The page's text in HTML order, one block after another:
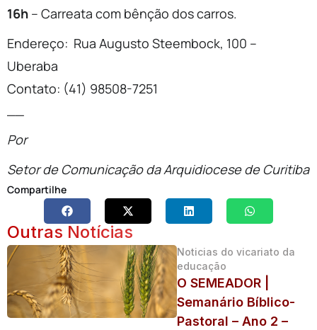
16h – Carreata com bênção dos carros.
Endereço: Rua Augusto Steembock, 100 –
Uberaba
Contato: (41) 98508-7251
Por
Setor de Comunicação da Arquidiocese de Curitiba
Compartilhe
Outras Notícias
Noticias do vicariato da
educação
O SEMEADOR |
Semanário Bíblico-
Pastoral – Ano 2 –